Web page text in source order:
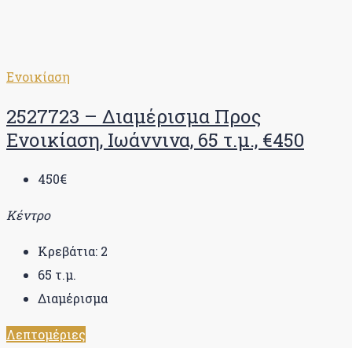
Ενοικίαση
2527723 – Διαμέρισμα Προς
Ενοικίαση, Ιωάννινα, 65 τ.μ., €450
450€
Κέντρο
Κρεβάτια: 2
65 τ.μ.
Διαμέρισμα
Λεπτομέριες